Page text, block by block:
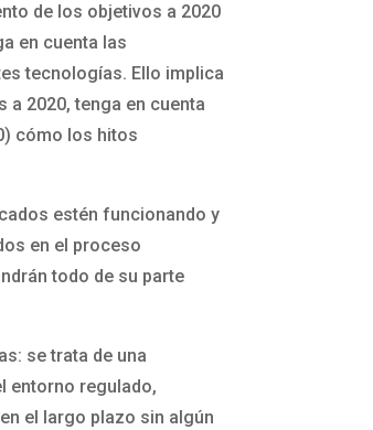
de los objetivos a 2020
en cuenta las
tecnologías. Ello implica
2020, tenga en cuenta
cómo los hitos
estén funcionando y
en el proceso
todo de su parte
se trata de una
entorno regulado,
el largo plazo sin algún